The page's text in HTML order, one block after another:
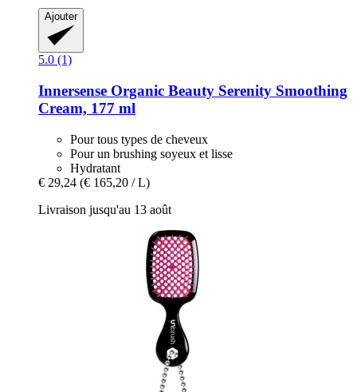
Ajouter
5.0 (1)
Innersense Organic Beauty Serenity Smoothing
Cream, 177 ml
Pour tous types de cheveux
Pour un brushing soyeux et lisse
Hydratant
€ 29,24 (€ 165,20 / L)
Livraison jusqu'au 13 août